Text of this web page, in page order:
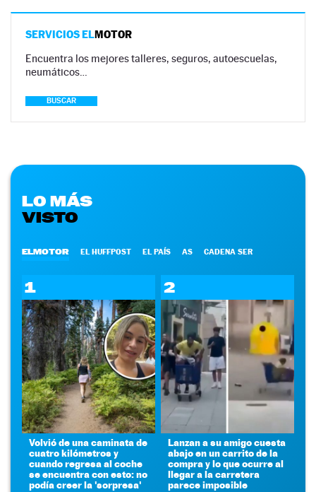
SERVICIOS ELMOTOR
Encuentra los mejores talleres, seguros, autoescuelas,
neumáticos…
BUSCAR
LO MÁS
VISTO
ELMOTOR EL HUFFPOST EL PAÍS AS CADENA SER
1
Volvió de una caminata de
cuatro kilómetros y
cuando regresa al coche
se encuentra con esto: no
podía creer la 'sorpresa'
2
Lanzan a su amigo cuesta
abajo en un carrito de la
compra y lo que ocurre al
llegar a la carretera
parece imposible